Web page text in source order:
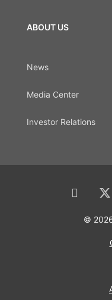
ABOUT US
News
Media Center
Investor Relations
© 2026